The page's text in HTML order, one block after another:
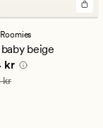
beige
pris
kr
kr
kr